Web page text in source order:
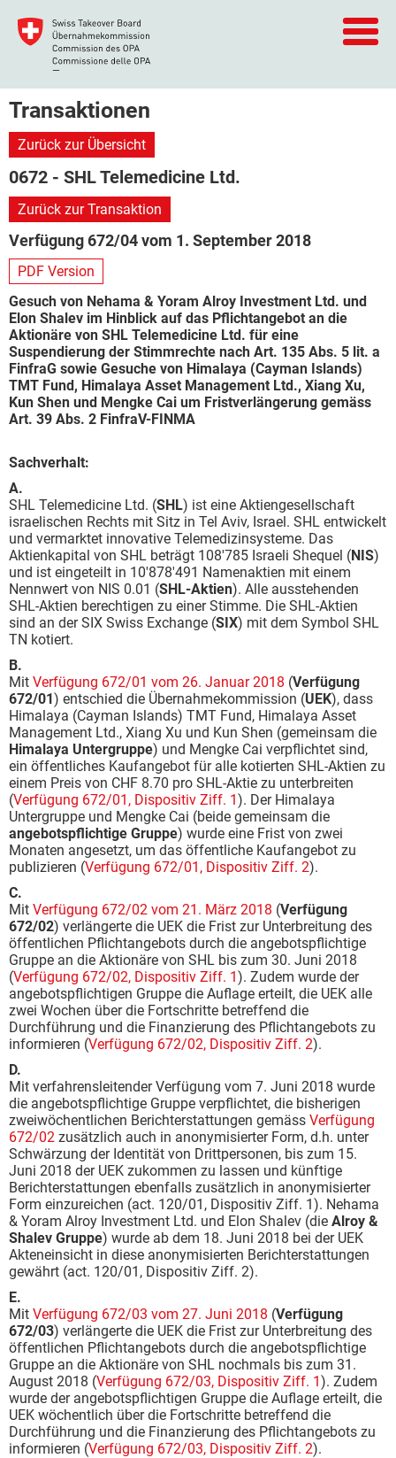
Transaktionen
Zurück zur Übersicht
0672 - SHL Telemedicine Ltd.
Zurück zur Transaktion
Verfügung 672/04 vom 1. September 2018
PDF Version
Gesuch von Nehama & Yoram Alroy Investment Ltd. und
Elon Shalev im Hinblick auf das Pflichtangebot an die
Aktionäre von SHL Telemedicine Ltd. für eine
Suspendierung der Stimmrechte nach Art. 135 Abs. 5 lit. a
FinfraG sowie Gesuche von Himalaya (Cayman Islands)
TMT Fund, Himalaya Asset Management Ltd., Xiang Xu,
Kun Shen und Mengke Cai um Fristverlängerung gemäss
Art. 39 Abs. 2 FinfraV-FINMA
Sachverhalt:
A.
SHL Telemedicine Ltd. (SHL) ist eine Aktiengesellschaft
israelischen Rechts mit Sitz in Tel Aviv, Israel. SHL entwickelt
und vermarktet innovative Telemedizinsysteme. Das
Aktienkapital von SHL beträgt 108'785 Israeli Shequel (NIS)
und ist eingeteilt in 10'878'491 Namenaktien mit einem
Nennwert von NIS 0.01 (SHL-Aktien). Alle ausstehenden
SHL-Aktien berechtigen zu einer Stimme. Die SHL-Aktien
sind an der SIX Swiss Exchange (SIX) mit dem Symbol SHL
TN kotiert.
B.
Mit Verfügung 672/01 vom 26. Januar 2018 (Verfügung
672/01) entschied die Übernahmekommission (UEK), dass
Himalaya (Cayman Islands) TMT Fund, Himalaya Asset
Management Ltd., Xiang Xu und Kun Shen (gemeinsam die
Himalaya Untergruppe) und Mengke Cai verpflichtet sind,
ein öffentliches Kaufangebot für alle kotierten SHL-Aktien zu
einem Preis von CHF 8.70 pro SHL-Aktie zu unterbreiten
(Verfügung 672/01, Dispositiv Ziff. 1). Der Himalaya
Untergruppe und Mengke Cai (beide gemeinsam die
angebotspflichtige Gruppe) wurde eine Frist von zwei
Monaten angesetzt, um das öffentliche Kaufangebot zu
publizieren (Verfügung 672/01, Dispositiv Ziff. 2).
C.
Mit Verfügung 672/02 vom 21. März 2018 (Verfügung
672/02) verlängerte die UEK die Frist zur Unterbreitung des
öffentlichen Pflichtangebots durch die angebotspflichtige
Gruppe an die Aktionäre von SHL bis zum 30. Juni 2018
(Verfügung 672/02, Dispositiv Ziff. 1). Zudem wurde der
angebotspflichtigen Gruppe die Auflage erteilt, die UEK alle
zwei Wochen über die Fortschritte betreffend die
Durchführung und die Finanzierung des Pflichtangebots zu
informieren (Verfügung 672/02, Dispositiv Ziff. 2).
D.
Mit verfahrensleitender Verfügung vom 7. Juni 2018 wurde
die angebotspflichtige Gruppe verpflichtet, die bisherigen
zweiwöchentlichen Berichterstattungen gemäss Verfügung
672/02 zusätzlich auch in anonymisierter Form, d.h. unter
Schwärzung der Identität von Drittpersonen, bis zum 15.
Juni 2018 der UEK zukommen zu lassen und künftige
Berichterstattungen ebenfalls zusätzlich in anonymisierter
Form einzureichen (act. 120/01, Dispositiv Ziff. 1). Nehama
& Yoram Alroy Investment Ltd. und Elon Shalev (die Alroy &
Shalev Gruppe) wurde ab dem 18. Juni 2018 bei der UEK
Akteneinsicht in diese anonymisierten Berichterstattungen
gewährt (act. 120/01, Dispositiv Ziff. 2).
E.
Mit Verfügung 672/03 vom 27. Juni 2018 (Verfügung
672/03) verlängerte die UEK die Frist zur Unterbreitung des
öffentlichen Pflichtangebots durch die angebotspflichtige
Gruppe an die Aktionäre von SHL nochmals bis zum 31.
August 2018 (Verfügung 672/03, Dispositiv Ziff. 1). Zudem
wurde der angebotspflichtigen Gruppe die Auflage erteilt, die
UEK wöchentlich über die Fortschritte betreffend die
Durchführung und die Finanzierung des Pflichtangebots zu
informieren (Verfügung 672/03, Dispositiv Ziff. 2).